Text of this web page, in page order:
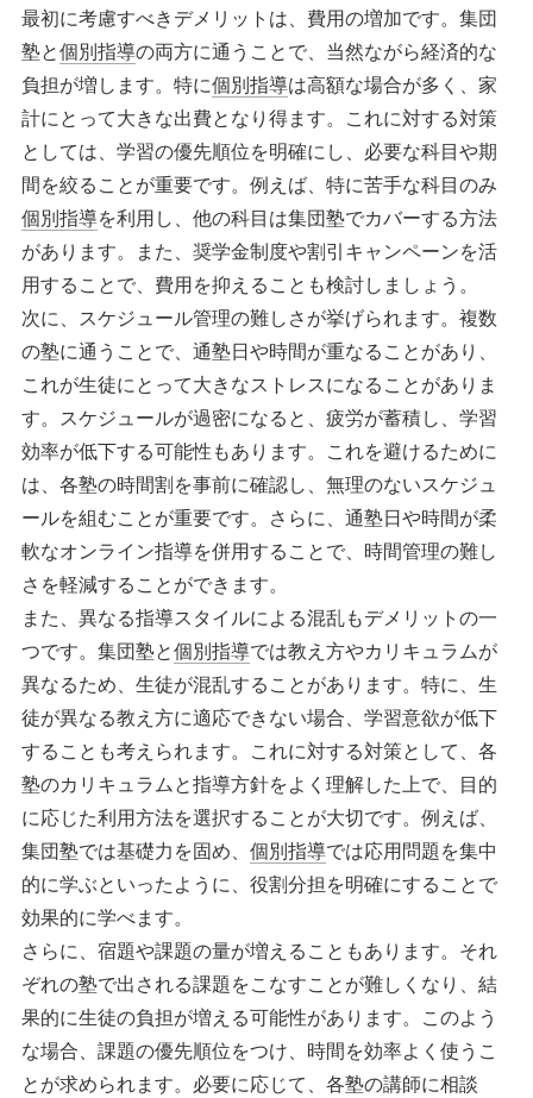
最初に考慮すべきデメリットは、費用の増加です。集団
塾と個別指導の両方に通うことで、当然ながら経済的な
負担が増します。特に個別指導は高額な場合が多く、家
計にとって大きな出費となり得ます。これに対する対策
としては、学習の優先順位を明確にし、必要な科目や期
間を絞ることが重要です。例えば、特に苦手な科目のみ
個別指導を利用し、他の科目は集団塾でカバーする方法
があります。また、奨学金制度や割引キャンペーンを活
用することで、費用を抑えることも検討しましょう。
次に、スケジュール管理の難しさが挙げられます。複数
の塾に通うことで、通塾日や時間が重なることがあり、
これが生徒にとって大きなストレスになることがありま
す。スケジュールが過密になると、疲労が蓄積し、学習
効率が低下する可能性もあります。これを避けるために
は、各塾の時間割を事前に確認し、無理のないスケジュ
ールを組むことが重要です。さらに、通塾日や時間が柔
軟なオンライン指導を併用することで、時間管理の難し
さを軽減することができます。
また、異なる指導スタイルによる混乱もデメリットの一
つです。集団塾と個別指導では教え方やカリキュラムが
異なるため、生徒が混乱することがあります。特に、生
徒が異なる教え方に適応できない場合、学習意欲が低下
することも考えられます。これに対する対策として、各
塾のカリキュラムと指導方針をよく理解した上で、目的
に応じた利用方法を選択することが大切です。例えば、
集団塾では基礎力を固め、 個別指導では応用問題を集中
的に学ぶといったように、役割分担を明確にすることで
効果的に学べます。
さらに、宿題や課題の量が増えることもあります。それ
ぞれの塾で出される課題をこなすことが難しくなり、結
果的に生徒の負担が増える可能性があります。このよう
な場合、課題の優先順位をつけ、時間を効率よく使うこ
とが求められます。必要に応じて、各塾の講師に相談